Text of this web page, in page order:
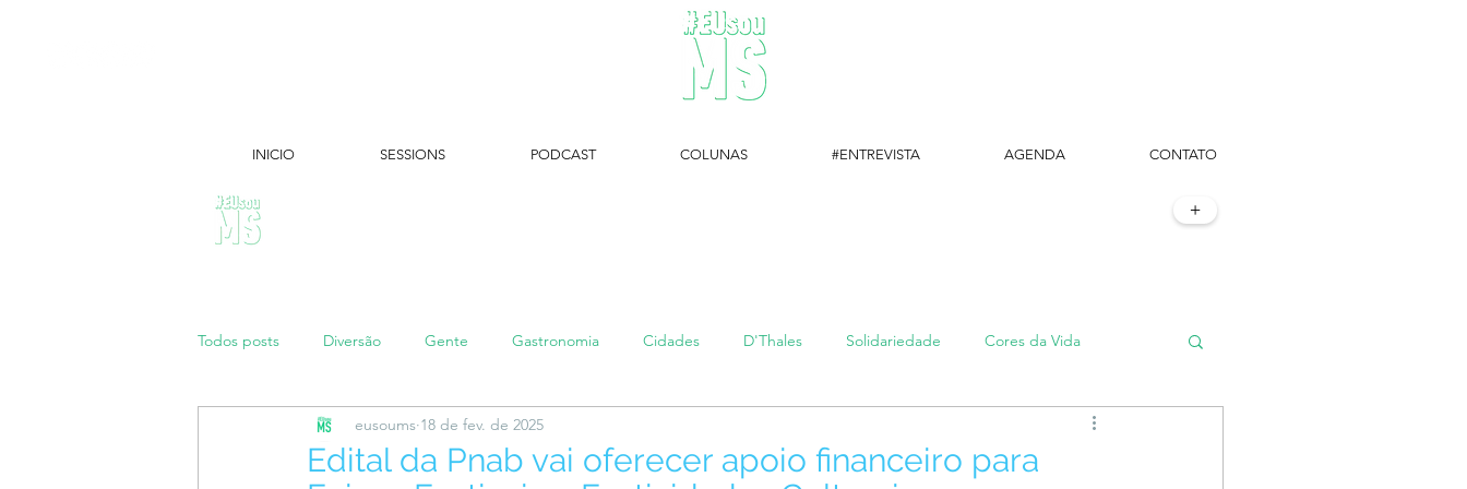
Todos posts Diversão Gente Gastronomia Cidades D'Thales Solidariedade Cores da Vida
Papo de Mãe #maratonei #setembroamarelo #TôemSampa, meu!
Edital da Pnab vai oferecer apoio financeiro para
eusoums 18 de fev. de 2025
+
INICIO SESSIONS PODCAST COLUNAS #ENTREVISTA AGENDA CONTATO